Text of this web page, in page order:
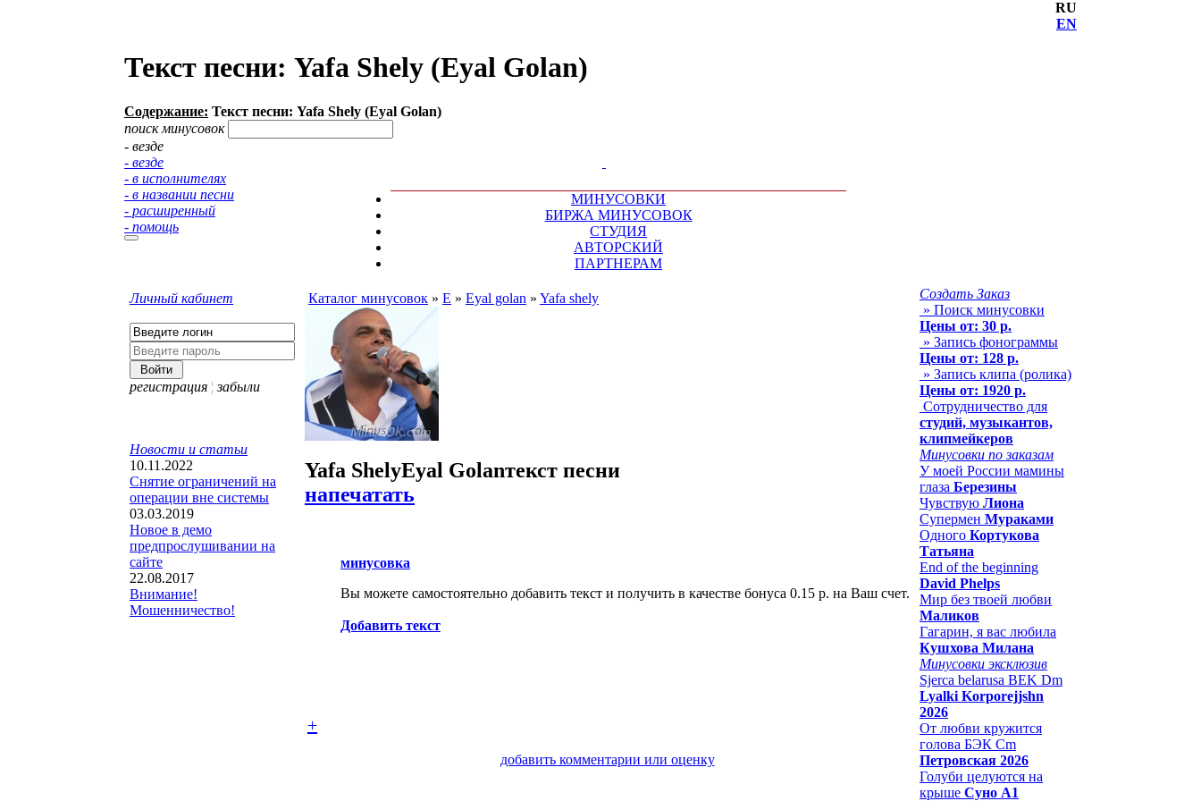
RU
EN
Текст песни: Yafa Shely (Eyal Golan)
Содержание: Текст песни: Yafa Shely (Eyal Golan)
поиск минусовок
- везде
- везде
- в исполнителях
- в названии песни
- расширенный
- помощь
МИНУСОВКИ
БИРЖА МИНУСОВОК
СТУДИЯ
АВТОРСКИЙ
ПАРТНЕРАМ
Личный кабинет
регистрация ¦ забыли
Новости и статьи
10.11.2022
Снятие ограничений на
операции вне системы
03.03.2019
Новое в демо
предпрослушивании на
сайте
22.08.2017
Внимание!
Мошенничество!
Каталог минусовок » E » Eyal golan » Yafa shely
Yafa ShelyEyal Golanтекст песни
напечатать
минусовка
Вы можете самостоятельно добавить текст и получить в качестве бонуса 0.15 р. на Ваш счет.
Добавить текст
+
добавить комментарии или оценку
Создать Заказ
» Поиск минусовки
Цены от: 30 р.
» Запись фонограммы
Цены от: 128 р.
» Запись клипа (ролика)
Цены от: 1920 р.
Сотрудничество для
студий, музыкантов,
клипмейкеров
Минусовки по заказам
У моей России мамины
глаза Березины
Чувствую Лиона
Супермен Мураками
Одного Кортукова
Татьяна
End of the beginning
David Phelps
Мир без твоей любви
Маликов
Гагарин, я вас любила
Кушхова Милана
Минусовки эксклюзив
Sjerca belarusa BEK Dm
Lyalki Korporejjshn
2026
От любви кружится
голова БЭК Cm
Петровская 2026
Голуби целуются на
крыше Суно А1